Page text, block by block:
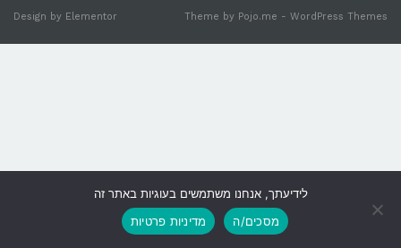
Theme by Pojo.me - WordPress Themes
Design by Elementor
גלילה
לראש
לידיעתך, אנחנו משתמשים בעוגיות באתר זה
מסכים/ה
מדיניות פרטיות